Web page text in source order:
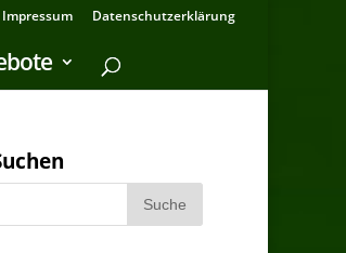
Impressum Datenschutzerklärung